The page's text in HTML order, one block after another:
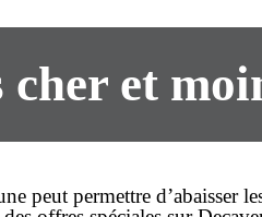
et
peut permettre d’abaisser